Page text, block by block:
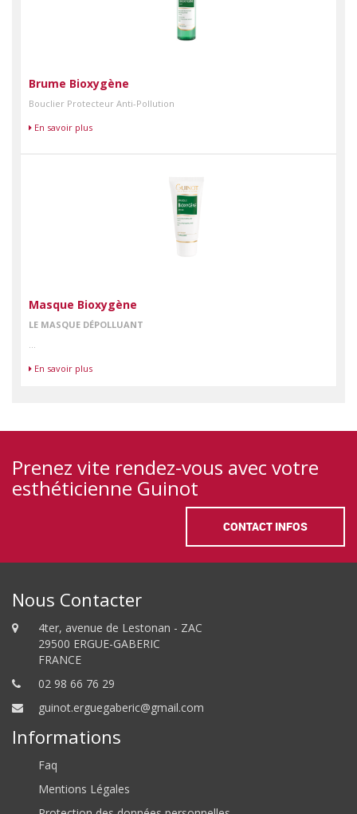
Brume Bioxygène
Bouclier Protecteur Anti-Pollution
En savoir plus
Masque Bioxygène
LE MASQUE DÉPOLLUANT
...
En savoir plus
Prenez vite rendez-vous avec votre
esthéticienne Guinot
CONTACT INFOS
Nous Contacter
4ter, avenue de Lestonan - ZAC
29500 ERGUE-GABERIC
FRANCE
02 98 66 76 29
guinot.erguegaberic@gmail.com
Informations
Faq
Mentions Légales